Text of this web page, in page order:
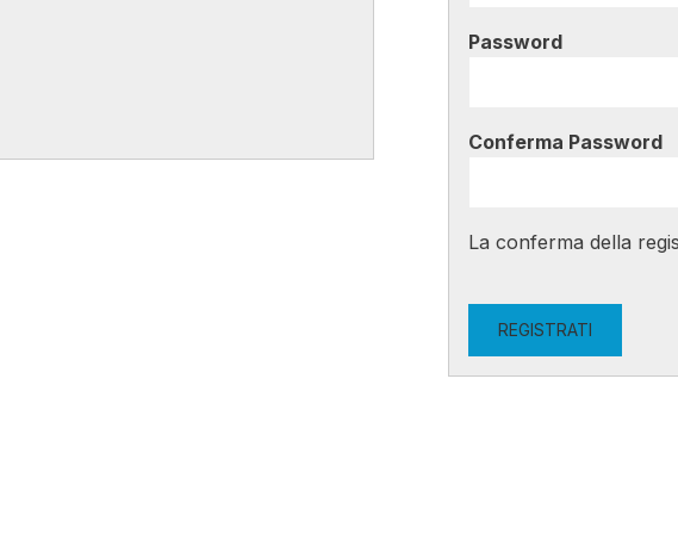
Password
Conferma Password
La conferma della